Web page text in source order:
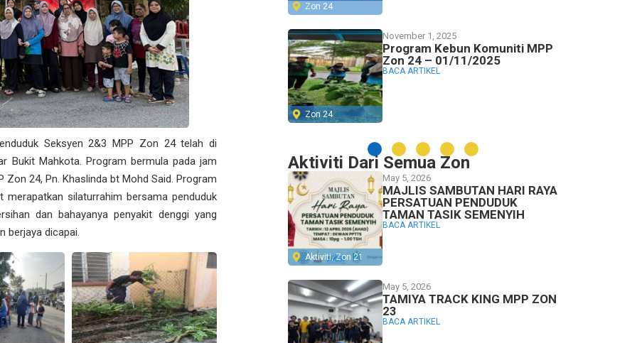
Seksyen 2&3 MPP Zon 24 telah di
Bukit Mahkota. Program bermula pada jam
Zon 24, Pn. Khaslinda bt Mohd Said. Program
silaturrahim bersama penduduk
dan bahayanya penyakit denggi yang
berjaya dicapai.
Zon 24
Zon 24
November 1, 2025
Program Kebun Komuniti MPP
Zon 24 – 01/11/2025
BACA ARTIKEL
Aktiviti Dari Semua Zon
Aktiviti,Zon 21
May 5, 2026
MAJLIS SAMBUTAN HARI RAYA
PERSATUAN PENDUDUK
TAMAN TASIK SEMENYIH
BACA ARTIKEL
May 5, 2026
TAMIYA TRACK KING MPP ZON
23
BACA ARTIKEL